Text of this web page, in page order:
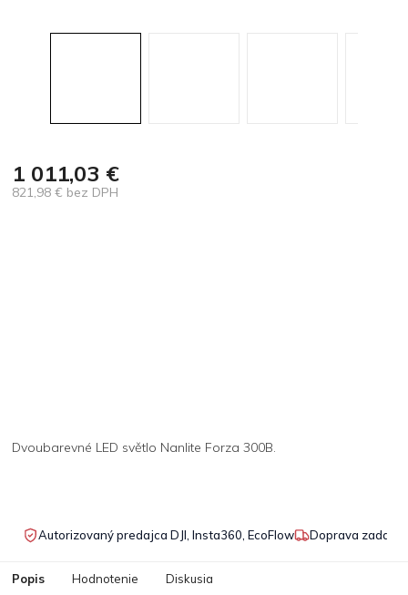
1 011,03 €
821,98 € bez DPH
Dvoubarevné LED světlo Nanlite Forza 300B.
Autorizovaný predajca DJI, Insta360, EcoFlow Doprava
Popis Hodnotenie Diskusia